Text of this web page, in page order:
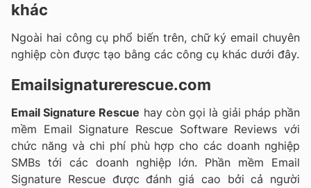
khác
Ngoài hai công cụ phổ biến trên, chữ ký email chuyên
nghiệp còn được tạo bằng các công cụ khác dưới đây.
Emailsignaturerescue.com
Email Signature Rescue hay còn gọi là giải pháp phần
mềm Email Signature Rescue Software Reviews với
chức năng và chi phí phù hợp cho các doanh nghiệp
SMBs tới các doanh nghiệp lớn. Phần mềm Email
Signature Rescue được đánh giá cao bởi cả người